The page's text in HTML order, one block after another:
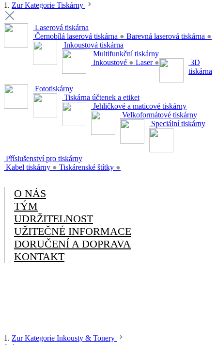
1. Zur Kategorie Tiskárny
Laserová tiskárna
Černobílá laserová tiskárna ● Barevná laserová tiskárna ●
Inkoustová tiskárna
Multifunkční tiskárny
Inkoustové ● Laser ●
3D
tiskárna
Fototiskárny
Tiskárna účtenek a etiket
Jehličkové a maticové tiskárny
Velkoformátové tiskárny
Speciální tiskárny
Příslušenství pro tiskárny
Kabel tiskárny ● Tiskárenské štítky ●
O NÁS
TÝM
UDRŽITELNOST
UŽITEČNÉ INFORMACE
DORUČENÍ A DOPRAVA
KONTAKT
1. Zur Kategorie Inkousty & Tonery